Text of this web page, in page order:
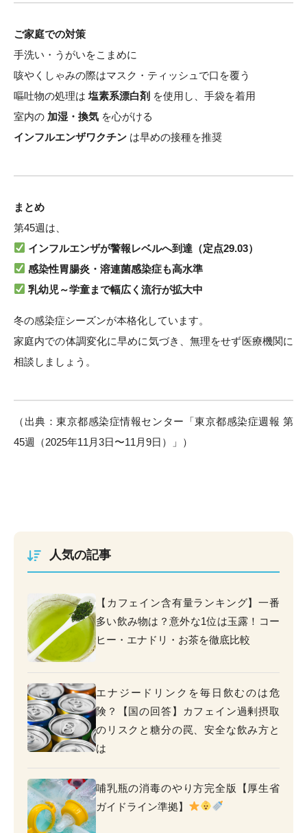
ご家庭での対策
手洗い・うがいをこまめに
咳やくしゃみの際はマスク・ティッシュで口を覆う
嘔吐物の処理は 塩素系漂白剤 を使用し、手袋を着用
室内の 加湿・換気 を心がける
インフルエンザワクチン は早めの接種を推奨
まとめ
第45週は、
インフルエンザが警報レベルへ到達（定点29.03）
感染性胃腸炎・溶連菌感染症も高水準
乳幼児～学童まで幅広く流行が拡大中
冬の感染症シーズンが本格化しています。
家庭内での体調変化に早めに気づき、無理をせず医療機関に
相談しましょう。
（出典：東京都感染症情報センター「東京都感染症週報 第
45週（2025年11月3日〜11月9日）」）
人気の記事
【カフェイン含有量ランキング】一番
多い飲み物は？意外な1位は玉露！コー
ヒー・エナドリ・お茶を徹底比較
エナジードリンクを毎日飲むのは危
険？【国の回答】カフェイン過剰摂取
のリスクと糖分の罠、安全な飲み方と
は
哺乳瓶の消毒のやり方完全版【厚生省
ガイドライン準拠】